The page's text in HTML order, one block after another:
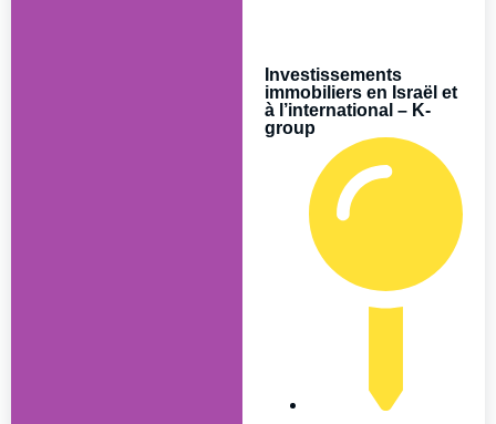
Investissements
immobiliers en Israël et
à l’international – K-
group